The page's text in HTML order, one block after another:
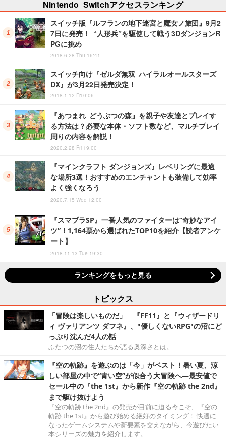
Nintendo Switchアクセスランキング
スイッチ版『ルフランの地下迷宮と魔女ノ旅団』9月2
7日に発売！ “人形兵”を駆使して戦う3DダンジョンR
PGに挑め
2018.6.28 Thu 16:41
スイッチ向け『ゼルダ無双 ハイラルオールスターズ
DX』が3月22日発売決定！
2018.1.12 Fri 0:06
『あつまれ どうぶつの森』を親子や友達とプレイす
る方法は？必要な本体・ソフト数など、マルチプレイ
周りの内容を解説！
2020.2.28 Fri 19:00
『マインクラフト ダンジョンズ』レベリングに最適
な場所3選！おすすめのエンチャントも装備して効率
よく強くなろう
2020.7.15 Wed 12:00
『スマブラSP』一番人気のファイターは“奇妙なアイ
ツ”！1,164票から選ばれたTOP10を紹介【読者アンケ
ート】
2018.11.13 Tue 19:30
ランキングをもっと見る
トピックス
「冒険は楽しいものだ」 ─『FF11』と『ウィザードリ
ィ ヴァリアンツ ダフネ』、"優しくないRPG"の沼にど
っぷり沈んだ4人の話
ふたつの沼の住人たちが語る奥深さとは。
『空の軌跡』を遊ぶのは「今」がベスト！暑い夏、涼
しい部屋の中で“青い空”が似合う大冒険へ―最安値で
セール中の『the 1st』から新作『空の軌跡 the 2nd』
まで駆け抜けよう
『空の軌跡 the 2nd』の発売が目前に迫る今こそ、『空の
軌跡 the 1st』から遊び始める絶好のタイミング！ 快適に
なったゲームシステムや新要素を交えながら、今遊びたい
本シリーズの魅力を紹介します。